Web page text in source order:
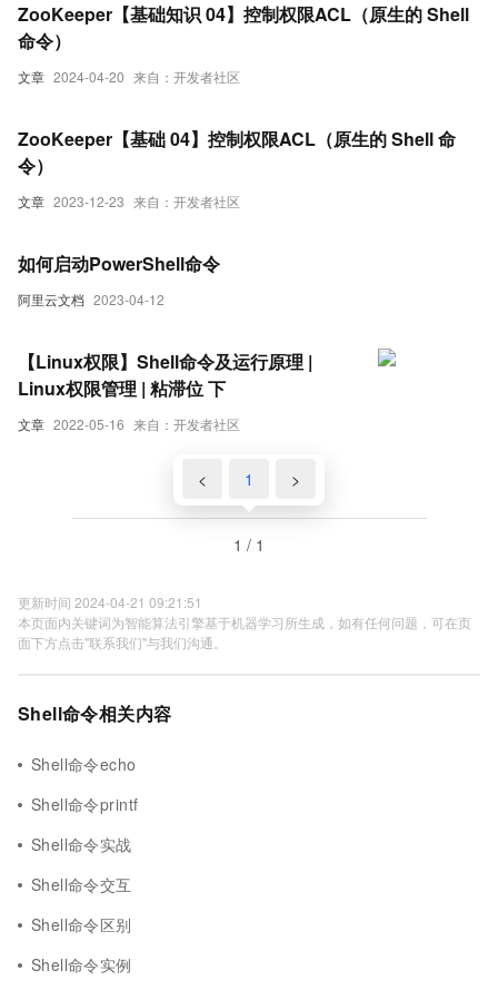
文章 2024-04-20 来自：开发者社区
ZooKeeper【基础知识 04】控制权限ACL（原生的 Shell
命令）
文章 2023-12-23 来自：开发者社区
ZooKeeper【基础 04】控制权限ACL（原生的 Shell 命
令）
阿里云文档 2023-04-12
如何启动PowerShell命令
文章 2022-05-16 来自：开发者社区
【Linux权限】Shell命令及运行原理 |
Linux权限管理 | 粘滞位 下
< 1 >
1 / 1
更新时间 2024-04-21 09:21:51
本页面内关键词为智能算法引擎基于机器学习所生成，如有任何问题，可在页
面下方点击"联系我们"与我们沟通。
Shell命令相关内容
Shell命令echo
Shell命令printf
Shell命令实战
Shell命令交互
Shell命令区别
Shell命令实例